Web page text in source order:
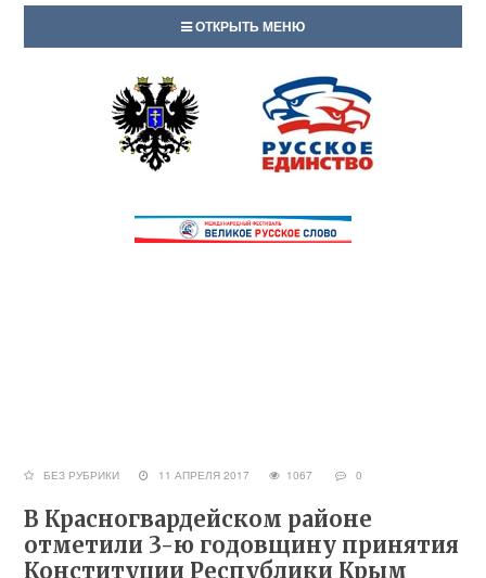
ОТКРЫТЬ МЕНЮ
БЕЗ РУБРИКИ 11 АПРЕЛЯ 2017 1067 0
В Красногвардейском районе
отметили 3-ю годовщину принятия
Конституции Республики Крым